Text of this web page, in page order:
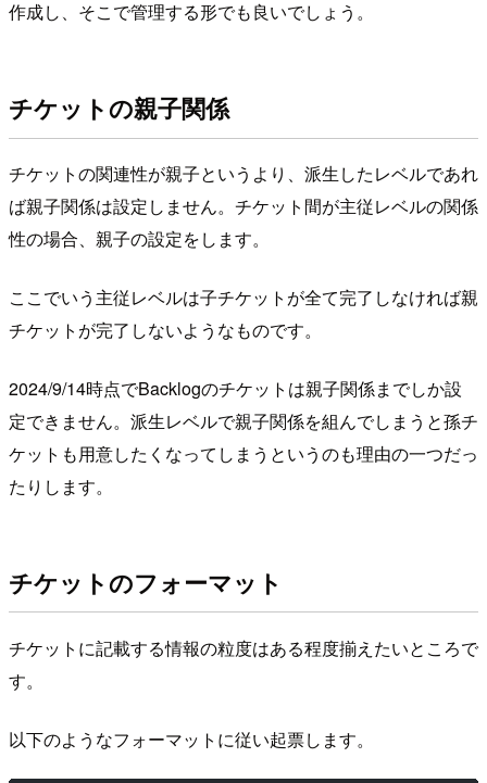
作成し、そこで管理する形でも良いでしょう。
チケットの親子関係
チケットの関連性が親子というより、派生したレベルであれ
ば親子関係は設定しません。チケット間が主従レベルの関係
性の場合、親子の設定をします。
ここでいう主従レベルは子チケットが全て完了しなければ親
チケットが完了しないようなものです。
2024/9/14時点でBacklogのチケットは親子関係までしか設
定できません。派生レベルで親子関係を組んでしまうと孫チ
ケットも用意したくなってしまうというのも理由の一つだっ
たりします。
チケットのフォーマット
チケットに記載する情報の粒度はある程度揃えたいところで
す。
以下のようなフォーマットに従い起票します。